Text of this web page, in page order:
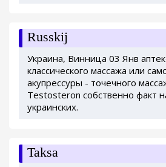
Russkij
Украина, Винница 03 Янв
классического массажа или
акупрессуры - точечного
Testosteron собственно факт
украинских.
Taksa